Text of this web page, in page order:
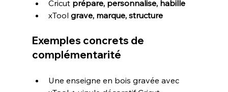
Cricut prépare, personnalise, habille
xTool grave, marque, structure
Exemples concrets de
complémentarité
Une enseigne en bois gravée avec